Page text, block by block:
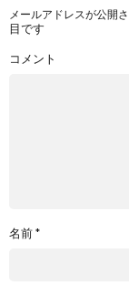
メールアドレスが公開
目です
コメント
名前*